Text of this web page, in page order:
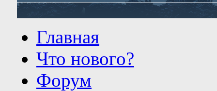
Главная
Что нового?
Форум